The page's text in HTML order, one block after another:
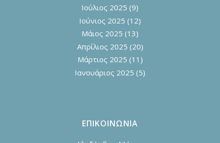
Ιούλιος 2025 (9)
Ιούνιος 2025 (12)
Μάιος 2025 (13)
Απρίλιος 2025 (20)
Μάρτιος 2025 (11)
Ιανουάριος 2025 (5)
ΕΠΙΚΟΙΝΩΝΙΑ